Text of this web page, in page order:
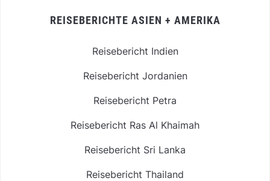
REISEBERICHTE ASIEN + AMERIKA
Reisebericht Indien
Reisebericht Jordanien
Reisebericht Petra
Reisebericht Ras Al Khaimah
Reisebericht Sri Lanka
Reisebericht Thailand